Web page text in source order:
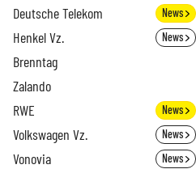
Deutsche Telekom News
Henkel Vz. News
Brenntag
Zalando
RWE News
Volkswagen Vz. News
Vonovia News